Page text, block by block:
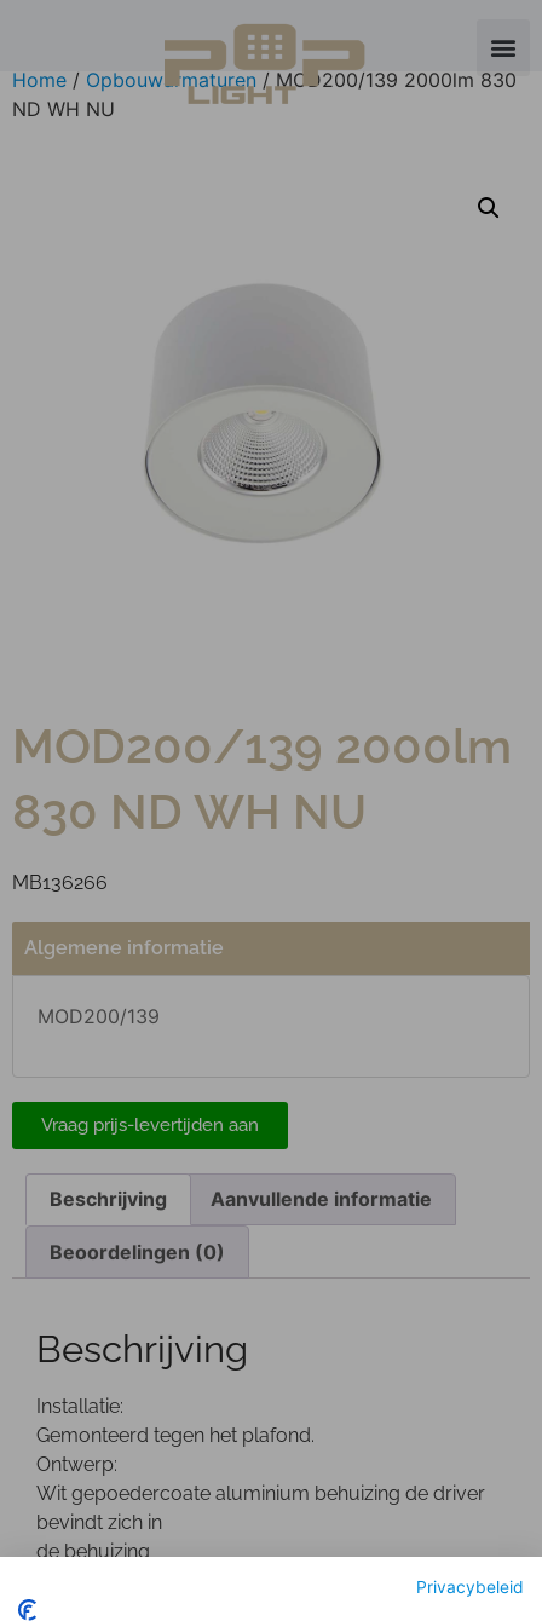
Privacybeleid
Home / Opbouwarmaturen / MOD200/139 2000lm 830
ND WH NU
MOD200/139 2000lm
830 ND WH NU
MB136266
Algemene informatie
MOD200/139
Vraag prijs-levertijden aan
Beschrijving Aanvullende informatie
Beoordelingen (0)
Beschrijving
Installatie:
Gemonteerd tegen het plafond.
Ontwerp:
Wit gepoedercoate aluminium behuizing de driver
bevindt zich in
de behuizing